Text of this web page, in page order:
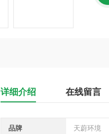
详细介绍 在线留言
品牌 天蔚环境